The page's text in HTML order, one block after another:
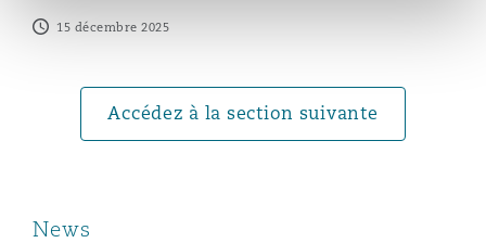
15 décembre 2025
Accédez à la section suivante
News